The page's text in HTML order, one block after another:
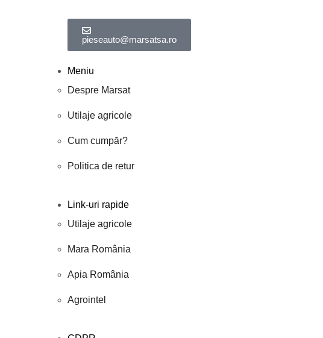
pieseauto@marsatsa.ro
Meniu
Despre Marsat
Utilaje agricole
Cum cumpăr?
Politica de retur
Link-uri rapide
Utilaje agricole
Mara România
Apia România
Agrointel